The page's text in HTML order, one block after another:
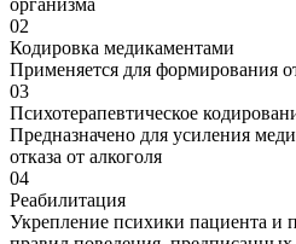
02
Кодировка медикаментами
Применяется для формирования
03
Психотерапевтическое
Предназначено для усиления
отказа от алкоголя
04
Реабилитация
Укрепление психики пациента и